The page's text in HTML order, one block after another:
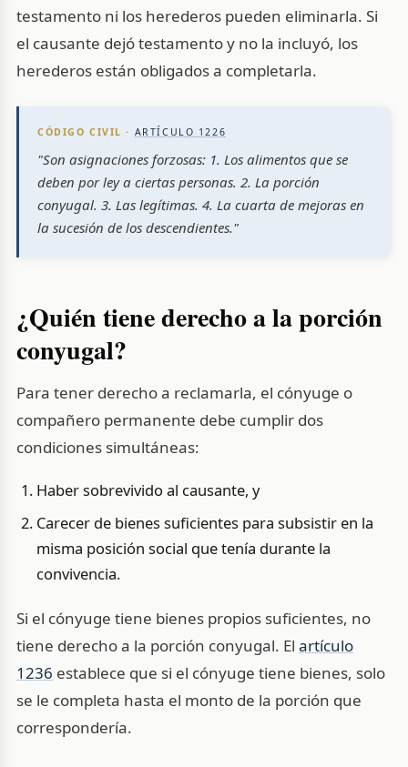
testamento ni los herederos pueden eliminarla. Si
el causante dejó testamento y no la incluyó, los
herederos están obligados a completarla.
CÓDIGO CIVIL · ARTÍCULO 1226
"Son asignaciones forzosas: 1. Los alimentos que se
deben por ley a ciertas personas. 2. La porción
conyugal. 3. Las legítimas. 4. La cuarta de mejoras en
la sucesión de los descendientes."
¿Quién tiene derecho a la porción
conyugal?
Para tener derecho a reclamarla, el cónyuge o
compañero permanente debe cumplir dos
condiciones simultáneas:
Haber sobrevivido al causante, y
Carecer de bienes suficientes para subsistir en la
misma posición social que tenía durante la
convivencia.
Si el cónyuge tiene bienes propios suficientes, no
tiene derecho a la porción conyugal. El artículo
1236 establece que si el cónyuge tiene bienes, solo
se le completa hasta el monto de la porción que
correspondería.